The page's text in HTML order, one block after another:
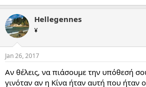
Hellegennes
¥
Jan 26, 2017
Αν θέλεις, να πιάσουμε την υπόθεσή
γινόταν αν η Κίνα ήταν αυτή που ήταν